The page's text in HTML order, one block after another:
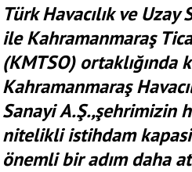
Türk Havacılık ve Uzay
ile Kahramanmaraş
(KMTSO) ortaklığında
Kahramanmaraş
Sanayi A.Ş.,şehrimizin
nitelikli istihdam
önemli bir adım daha